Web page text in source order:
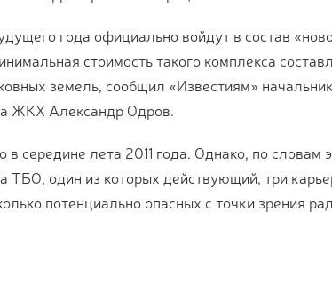
года официально войдут в состав
стоимость такого комплекса
земель, сообщил «Известиям»
ЖКХ Александр Одров.
середине лета 2011 года. Однако, по словам
ТБО, один из которых действующий, три
потенциально опасных с точки зрения